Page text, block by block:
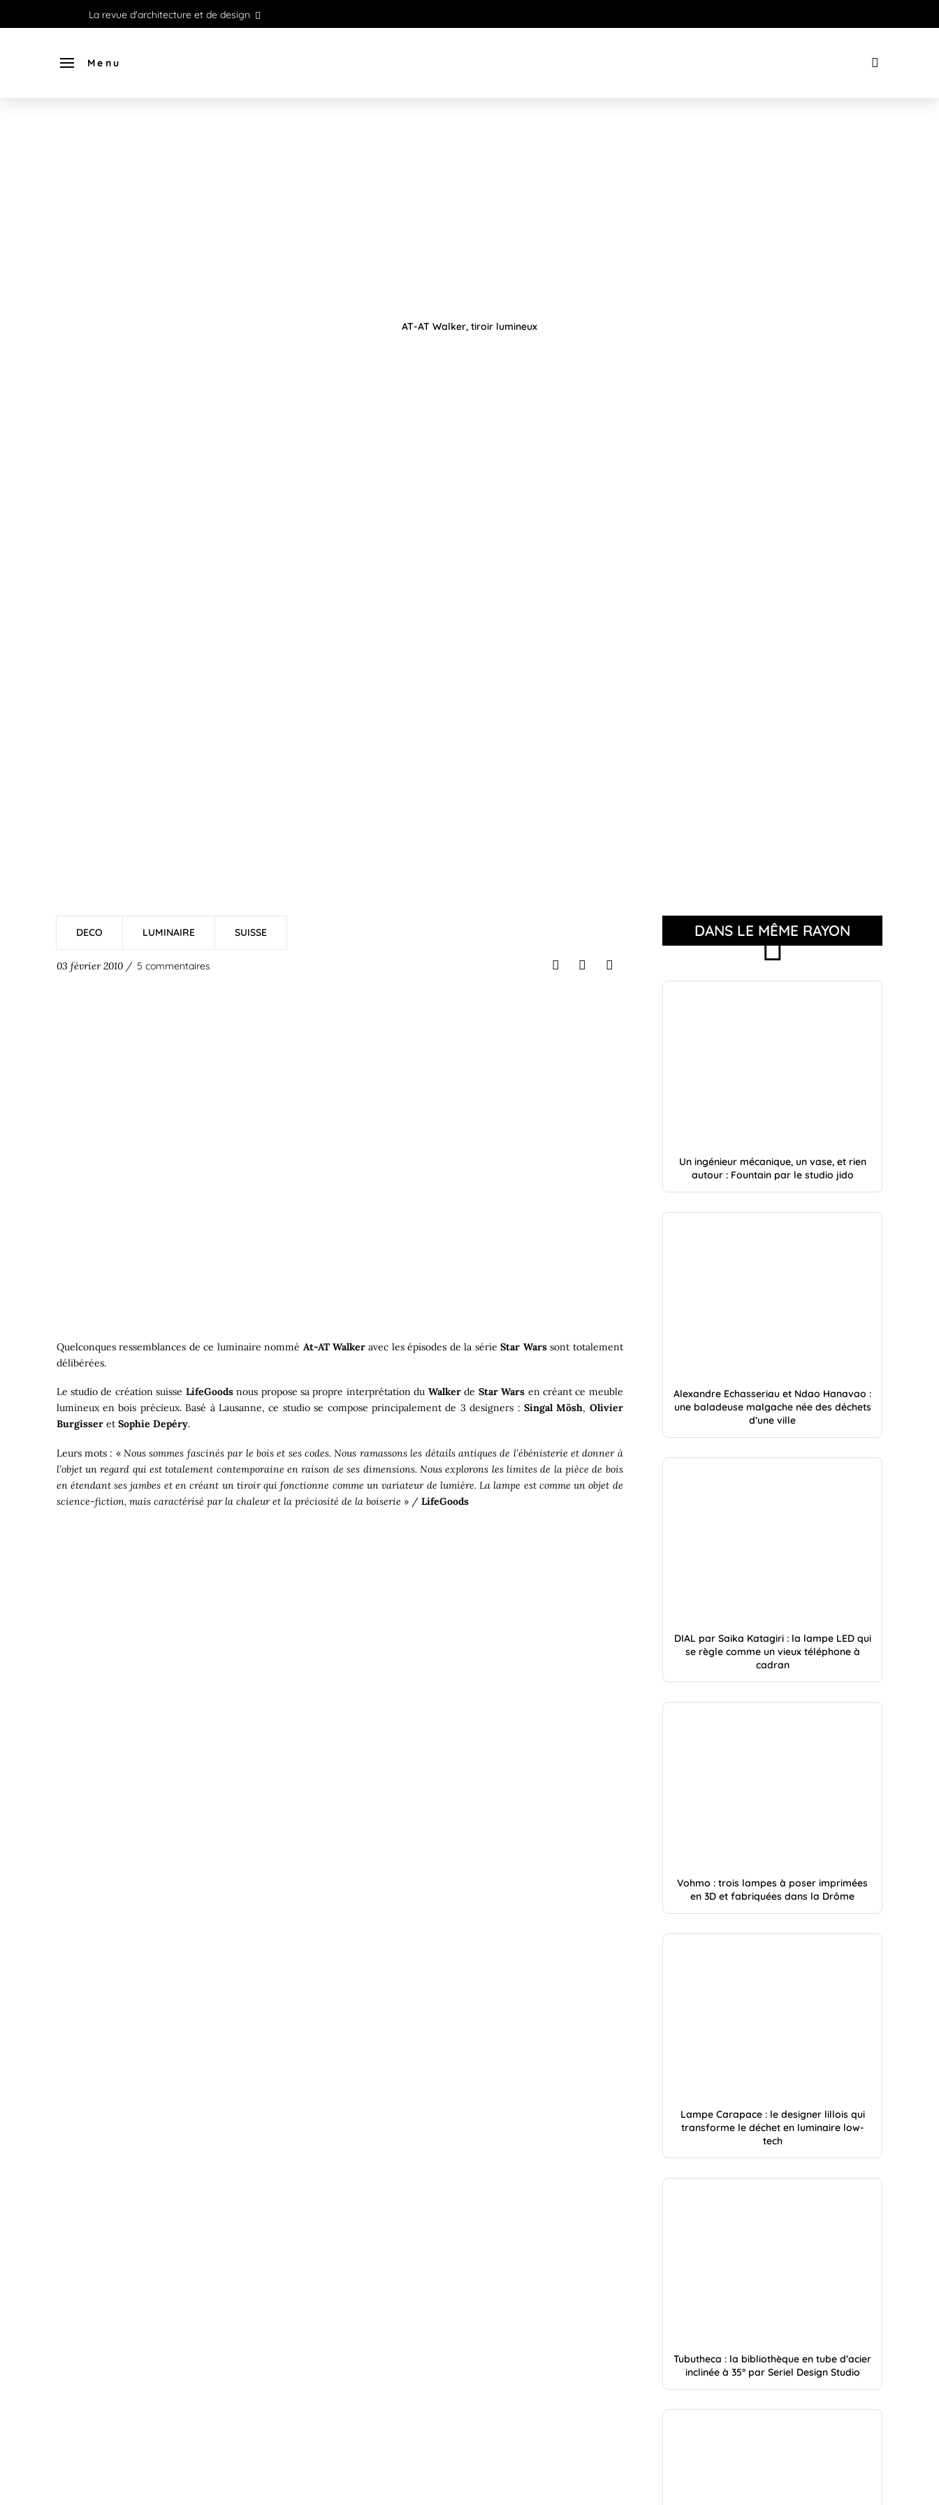
La revue d'architecture et de design
Menu
AT-AT Walker, tiroir lumineux
DECO LUMINAIRE SUISSE
03 février 2010 / 5 commentaires
Quelconques ressemblances de ce luminaire nommé At-AT Walkeravec les épisodes de la sérieStar Warssont totalement
délibérées.
Le studio de création suisse LifeGoodsnous propose sa propre interprétation du Walkerde Star Wars en créant ce meuble
lumineux en bois précieux. Basé à Lausanne, ce studio se compose principalement de 3 designers : Singal Mösh, Olivier
Burgisseret Sophie Depéry.
Leurs mots : «Nous sommes fascinés par le bois et ses codes. Nous ramassons les détails antiques de l’ébénisterie et donner à
l’objet un regard qui est totalement contemporaine en raison de ses dimensions. Nous explorons les limites de la pièce de bois
en étendant ses jambes et en créant un tiroir qui fonctionne comme un variateur de lumière. La lampe est comme un objet de
science-fiction, mais caractérisé par la chaleur et la préciosité de la boiserie » / LifeGoods
DANS LE MÊME RAYON
Un ingénieur mécanique, un vase, et rien
autour : Fountain par le studio jido
Alexandre Echasseriau et Ndao Hanavao :
une baladeuse malgache née des déchets
d’une ville
DIAL par Saika Katagiri : la lampe LED qui
se règle comme un vieux téléphone à
cadran
Vohmo : trois lampes à poser imprimées
en 3D et fabriquées dans la Drôme
Lampe Carapace : le designer lillois qui
transforme le déchet en luminaire low-
tech
Tubutheca : la bibliothèque en tube d’acier
inclinée à 35° par Seriel Design Studio